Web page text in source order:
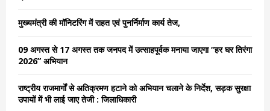
मुख्यमंत्री की मॉनिटरिंग में राहत एवं पुनर्निर्माण कार्य तेज,
09 अगस्त से 17 अगस्त तक जनपद में उत्साहपूर्वक मनाया जाएगा “हर घर तिरंगा
2026” अभियान
राष्ट्रीय राजमार्गों से अतिक्रमण हटाने को अभियान चलाने के निर्देश, सड़क सुरक्षा
उपायों में भी लाई जाए तेजी : जिलाधिकारी